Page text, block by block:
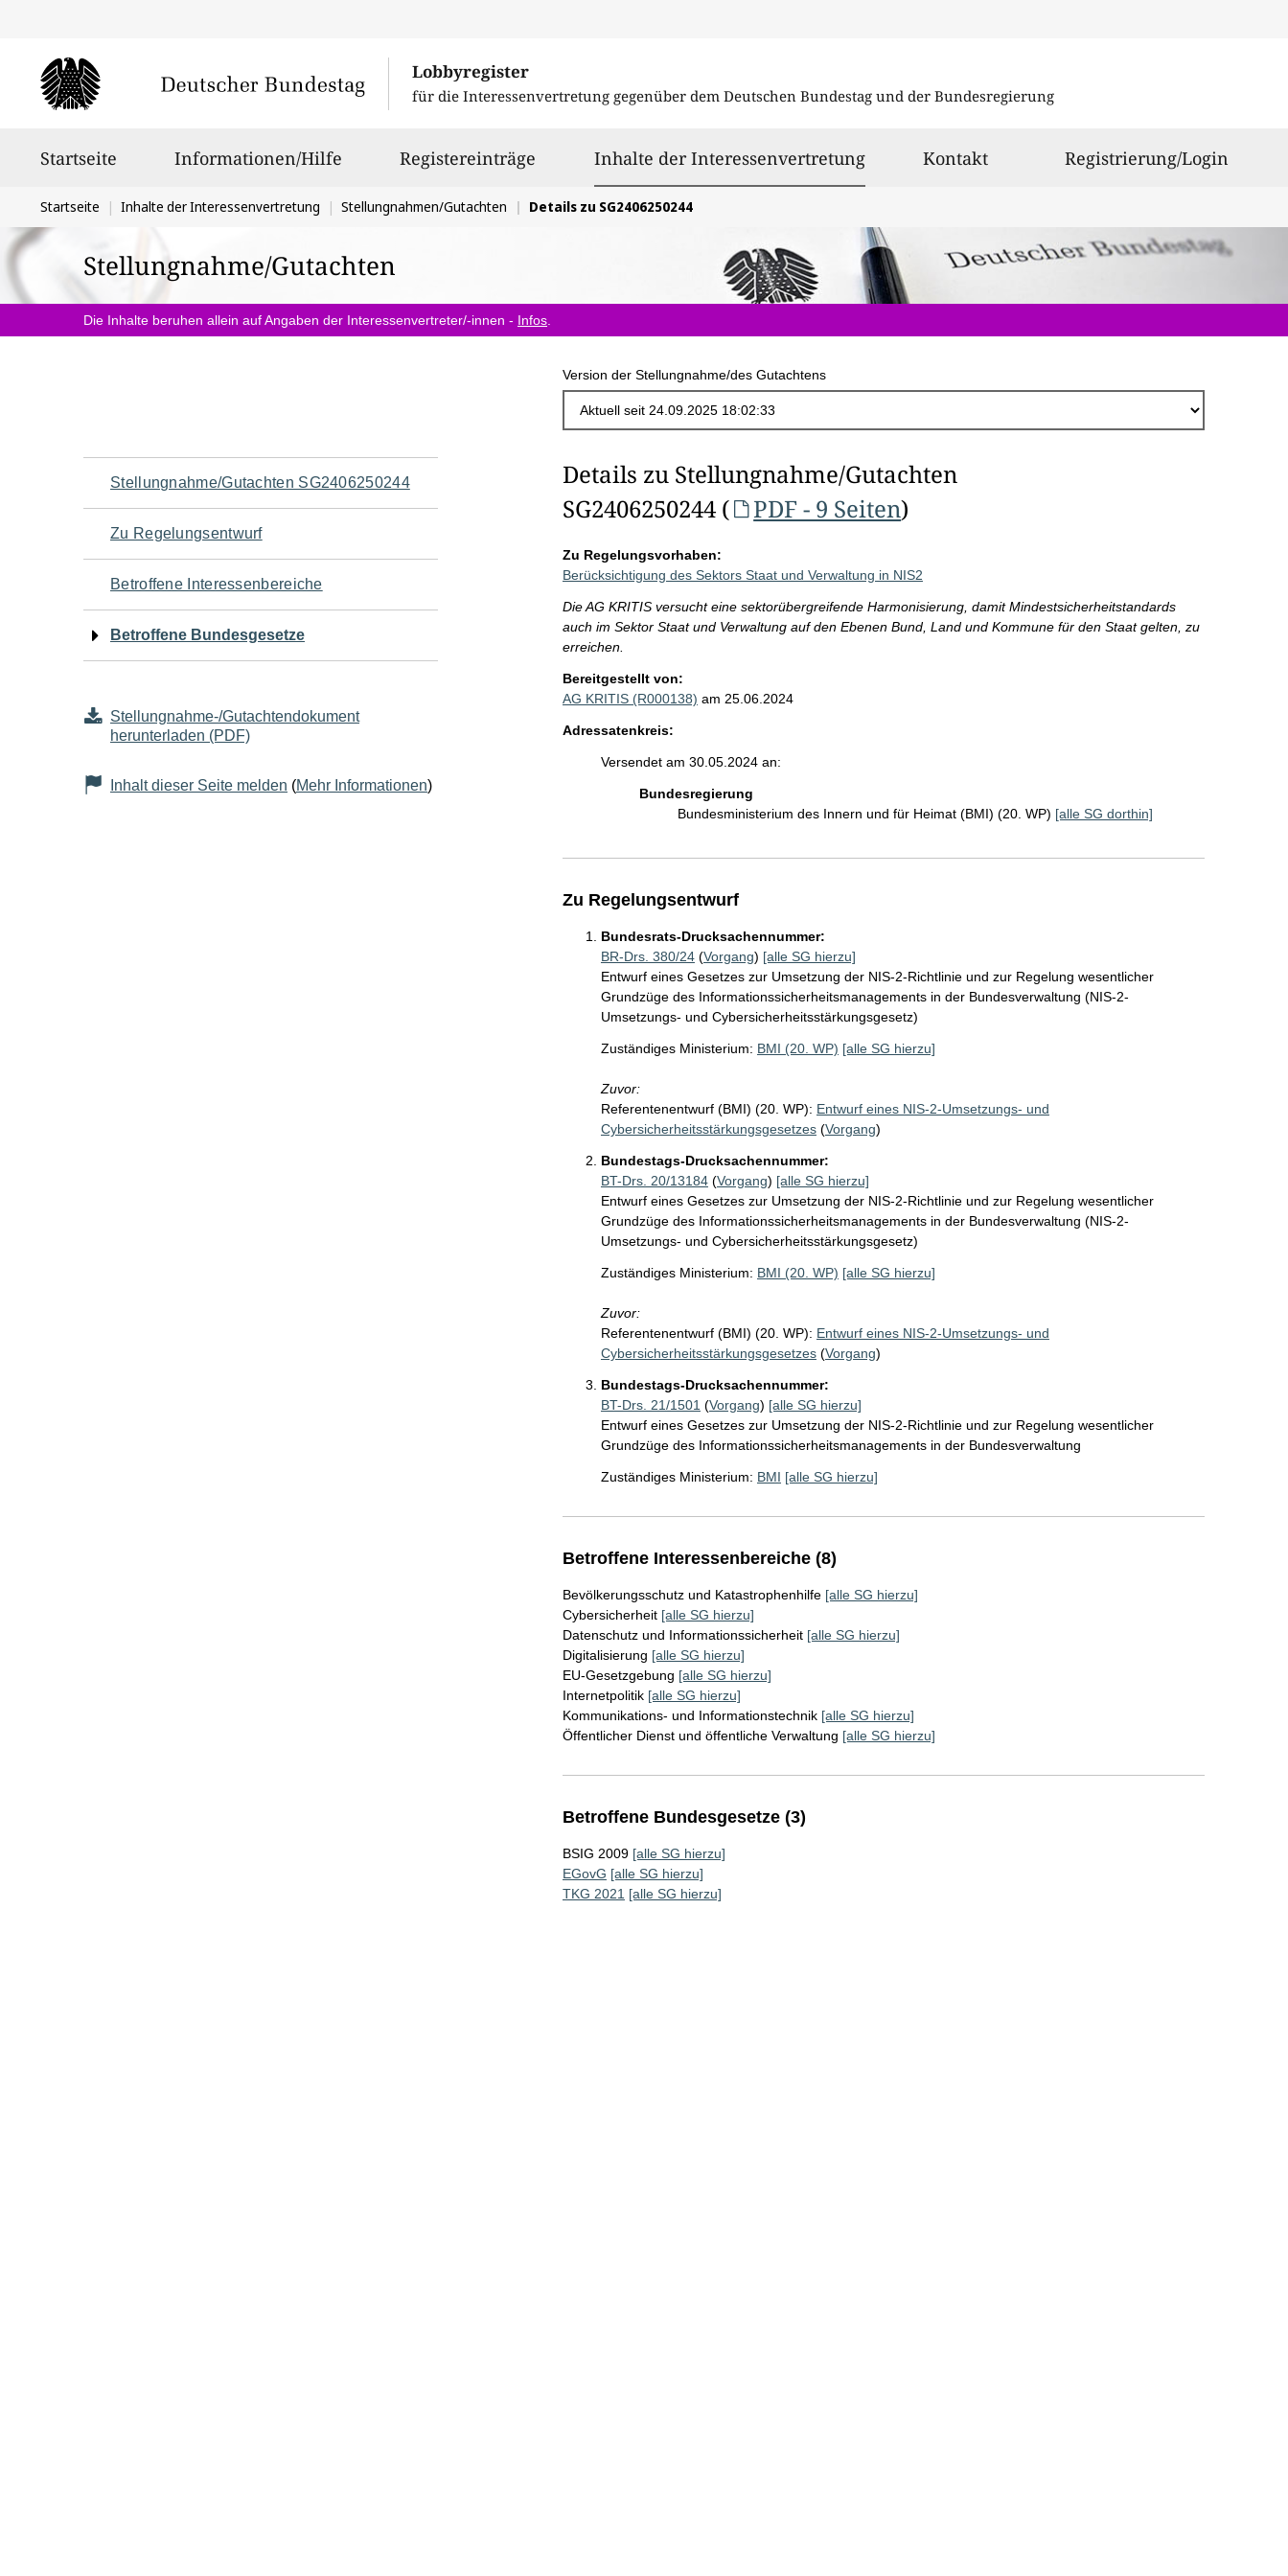
Lobbyregister
für die Interessenvertretung gegenüber dem Deutschen Bundestag und der Bundesregierung
Startseite Informationen/Hilfe Registereinträge Inhalte der Interessenvertretungausgewählt
Kontakt Registrierung/Login
Sie
befinden
sich
hier:
Startseite Inhalte der Interessenvertretung Stellungnahmen/Gutachten Details zu SG2406250244
Stellungnahme/Gutachten
Die Inhalte beruhen allein auf Angaben der Interessenvertreter/-innen - Infos
Version der Stellungnahme/des Gutachtens
Navigation
für
den
Seiteninhalt
Stellungnahme/Gutachten SG2406250244
Zu Regelungsentwurf
Betroffene Interessenbereiche
Betroffene Bundesgesetze
Stellungnahme-/Gutachtendokument
herunterladen (PDF)
Inhalt dieser Seite melden (Mehr Informationen)
Details zu Stellungnahme/Gutachten
SG2406250244 (
PDF - 9 Seiten)
Zu Regelungsvorhaben:
Berücksichtigung des Sektors Staat und Verwaltung in NIS2
Die AG KRITIS versucht eine sektorübergreifende Harmonisierung, damit Mindestsicherheitstandards
auch im Sektor Staat und Verwaltung auf den Ebenen Bund, Land und Kommune für den Staat gelten, zu
erreichen.
Bereitgestellt von:
AG KRITIS (R000138) am 25.06.2024
Adressatenkreis:
Versendet am 30.05.2024 an:
Bundesregierung
Bundesministerium des Innern und für Heimat (BMI) (20. WP) [alle SG dorthin]
Zu Regelungsentwurf
Bundesrats-Drucksachennummer:
BR-Drs. 380/24(Vorgang) [alle SG hierzu]
Entwurf eines Gesetzes zur Umsetzung der NIS-2-Richtlinie und zur Regelung wesentlicher
Grundzüge des Informationssicherheitsmanagements in der Bundesverwaltung (NIS-2-
Umsetzungs- und Cybersicherheitsstärkungsgesetz)
Zuständiges Ministerium: BMI (20. WP) [alle SG hierzu]
Zuvor:
Referentenentwurf (BMI) (20. WP): Entwurf eines NIS-2-Umsetzungs- und
Cybersicherheitsstärkungsgesetzes(Vorgang)
Bundestags-Drucksachennummer:
BT-Drs. 20/13184(Vorgang) [alle SG hierzu]
Entwurf eines Gesetzes zur Umsetzung der NIS-2-Richtlinie und zur Regelung wesentlicher
Grundzüge des Informationssicherheitsmanagements in der Bundesverwaltung (NIS-2-
Umsetzungs- und Cybersicherheitsstärkungsgesetz)
Zuständiges Ministerium: BMI (20. WP) [alle SG hierzu]
Zuvor:
Referentenentwurf (BMI) (20. WP): Entwurf eines NIS-2-Umsetzungs- und
Cybersicherheitsstärkungsgesetzes(Vorgang)
Bundestags-Drucksachennummer:
BT-Drs. 21/1501 (Vorgang) [alle SG hierzu]
Entwurf eines Gesetzes zur Umsetzung der NIS-2-Richtlinie und zur Regelung wesentlicher
Grundzüge des Informationssicherheitsmanagements in der Bundesverwaltung
Zuständiges Ministerium: BMI [alle SG hierzu]
Betroffene Interessenbereiche (8)
Bevölkerungsschutz und Katastrophenhilfe [alle SG hierzu]
Cybersicherheit [alle SG hierzu]
Datenschutz und Informationssicherheit [alle SG hierzu]
Digitalisierung [alle SG hierzu]
EU-Gesetzgebung [alle SG hierzu]
Internetpolitik [alle SG hierzu]
Kommunikations- und Informationstechnik [alle SG hierzu]
Öffentlicher Dienst und öffentliche Verwaltung [alle SG hierzu]
Betroffene Bundesgesetze (3)
BSIG 2009 [alle SG hierzu]
EGovG [alle SG hierzu]
TKG 2021 [alle SG hierzu]